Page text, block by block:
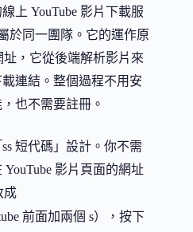
上 YouTube 影片下載服
於同一團隊。它的運作原
址，它從後端解析影片來
連結。整個過程不用安
也不需要註冊。
短代碼」設計。你不需
影片頁面的網址
成
前面加兩個 s），按下